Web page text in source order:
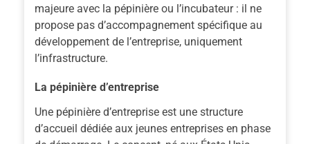
majeure avec la pépinière ou l’incubateur : il ne
propose pas d’accompagnement spécifique au
développement de l’entreprise, uniquement
l’infrastructure.
La pépinière d’entreprise
Une pépinière d’entreprise est une structure
d’accueil dédiée aux jeunes entreprises en phase